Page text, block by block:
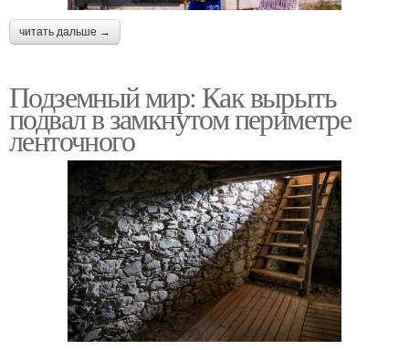
читать дальше →
Подземный мир: Как вырыть
подвал в замкнутом периметре
ленточного